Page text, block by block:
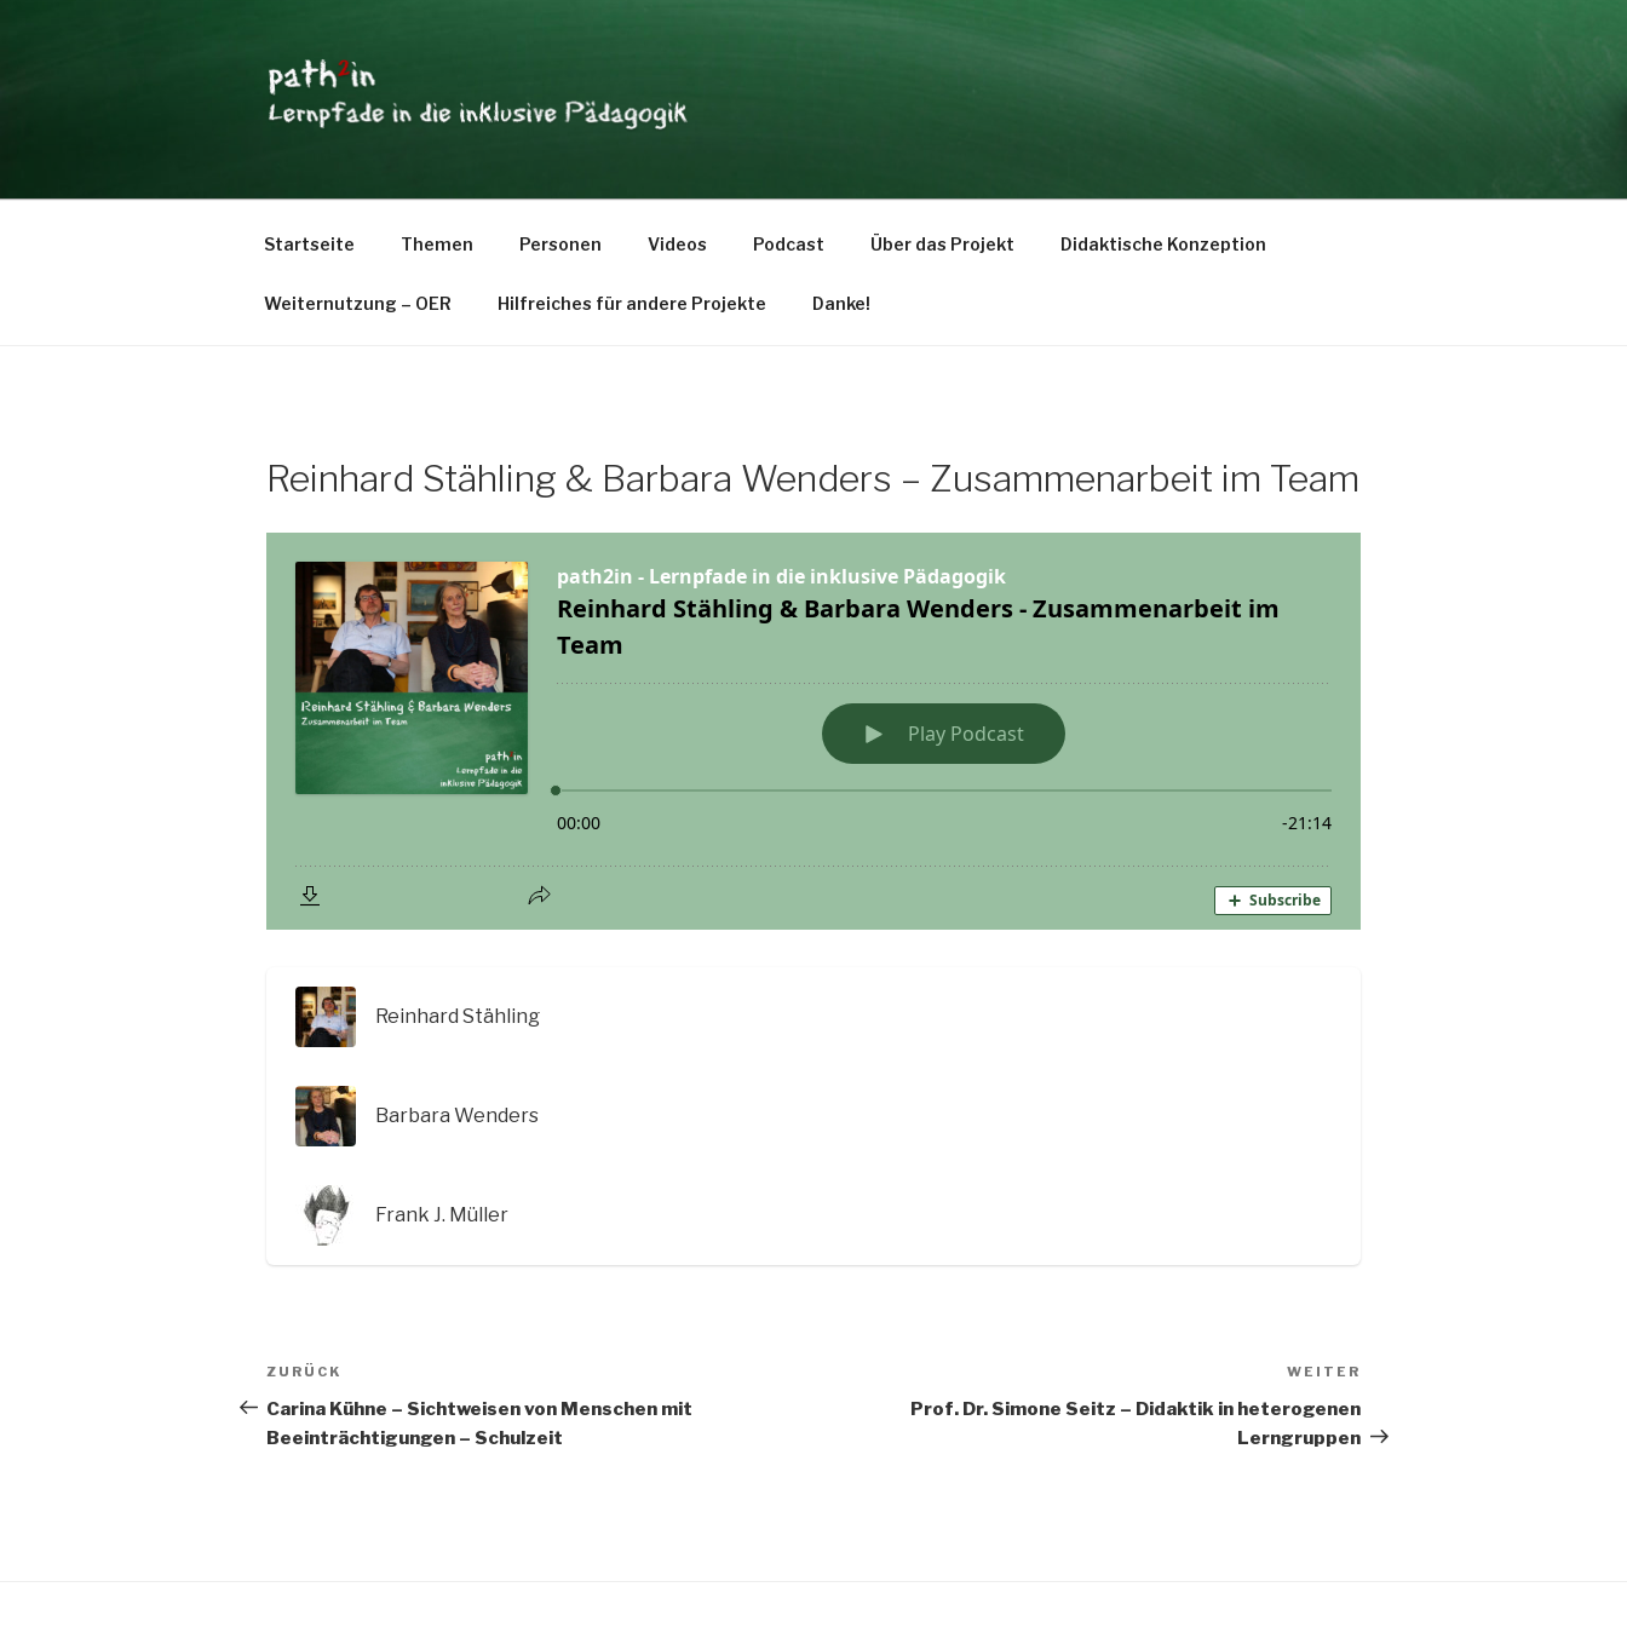
Startseite Themen Personen Videos Podcast Über das Projekt Didaktische Konzeption
Weiternutzung – OER Hilfreiches für andere Projekte Danke!
Reinhard Stähling & Barbara Wenders – Zusammenarbeit im Team
Reinhard Stähling
Barbara Wenders
Frank J. Müller
Beitragsnavigation
Vorheriger
Beitrag
ZURÜCK
Carina Kühne – Sichtweisen von Menschen mit
Beeinträchtigungen – Schulzeit
Beitrag
WEITER
Prof. Dr. Simone Seitz – Didaktik in heterogenen
Lerngruppen